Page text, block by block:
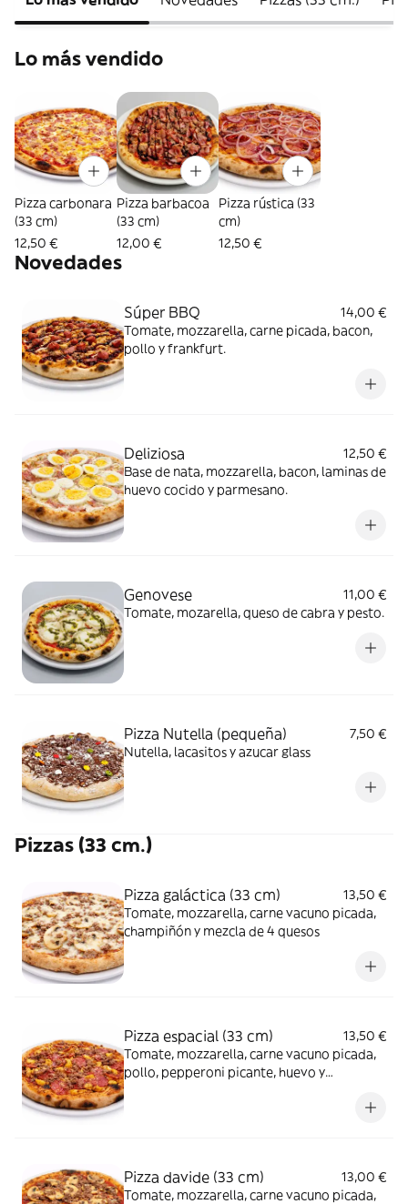
Lo más vendido
Pizza carbonara
(33 cm)
12,50 €
Pizza barbacoa
(33 cm)
12,00 €
Pizza rústica (33
cm)
12,50 €
Novedades
Súper BBQ
14,00 €
Tomate, mozzarella, carne picada, bacon,
pollo y frankfurt.
Deliziosa
12,50 €
Base de nata, mozzarella, bacon, laminas de
huevo cocido y parmesano.
Genovese
11,00 €
Tomate, mozarella, queso de cabra y pesto.
Pizza Nutella (pequeña)
7,50 €
Nutella, lacasitos y azucar glass
Pizzas (33 cm.)
Pizza galáctica (33 cm)
13,50 €
Tomate, mozzarella, carne vacuno picada,
champiñón y mezcla de 4 quesos
Pizza espacial (33 cm)
13,50 €
Tomate, mozzarella, carne vacuno picada,
pollo, pepperoni picante, huevo y
Pizza davide (33 cm)
13,00 €
Tomate, mozzarella, carne vacuno picada,